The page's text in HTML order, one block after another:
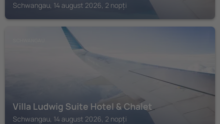
Schwangau, 14 august 2026, 2 nopți
Villa Ludwig Suite Hotel & Chalet
Schwangau, 14 august 2026, 2 nopți